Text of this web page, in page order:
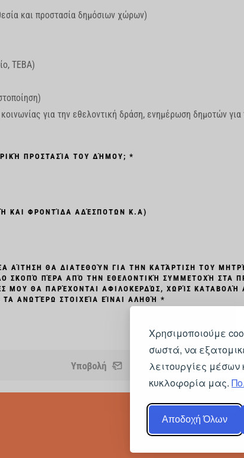
Χρησιμοποιούμε
σωστά, να
λειτουργίες μέσων
κυκλοφορία μας.
Αποδοχή Όλων
και προστασία δημόσιων χώρων)
ΤΕΒΑ)
για την εθελοντική δράση, ενημέρωση δημοτών
ΠΡΟΣΤΑΣΊΑ ΤΟΥ ΔΉΜΟΥ; *
ΚΑΙ ΦΡΟΝΤΊΔΑ ΑΔΈΣΠΟΤΩΝ Κ.Α)
ΑΊΤΗΣΗ ΘΑ ΔΙΑΤΕΘΟΎΝ ΓΙΑ ΤΗΝ ΚΑΤΆΡΤΙΣΗ ΤΟΥ
ΣΚΟΠΌ ΠΈΡΑ ΑΠΌ ΤΗΝ ΕΘΕΛΟΝΤΙΚΉ ΣΥΜΜΕΤΟΧΉ ΣΤΑ
ΜΟΥ ΘΑ ΠΑΡΈΧΟΝΤΑΙ ΑΦΙΛΟΚΕΡΔΏΣ, ΧΩΡΊΣ
ΑΝΩΤΈΡΩ ΣΤΟΙΧΕΊΑ ΕΊΝΑΙ ΑΛΗΘΉ *
Υποβολή